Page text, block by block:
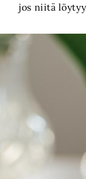
jos niitä